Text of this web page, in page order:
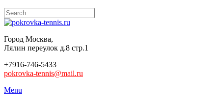
Город Москва,
Лялин переулок д.8 стр.1
+7916-746-5433
pokrovka-tennis@mail.ru
Menu